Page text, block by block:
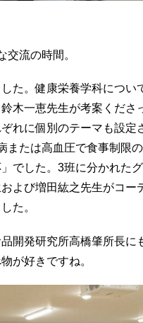
交流の時間。
た。健康栄養学科につい
木一恵先生が考案くださ
れに個別のテーマも設定
または高血圧で食事制限
でした。 3班に分かれた
よび増田紘之先生がコー
た。
開発研究所高橋肇所長
が好きですね。